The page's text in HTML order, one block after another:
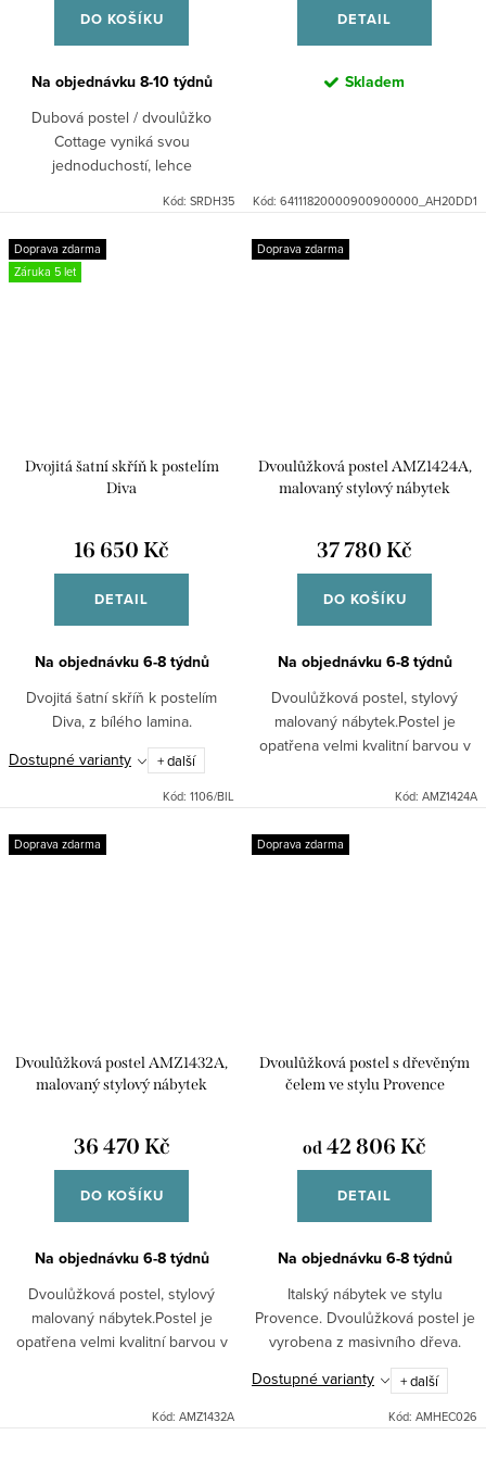
DO KOŠÍKU
Na objednávku 8-10 týdnů
Dubová postel / dvoulůžko
Cottage vyniká svou
jednoduchostí, lehce
které zvýrazní kresbu dřeva a
dodává kolekci lehce rustikální
styl. Je vyráběná...
Kód: SRDH35
DETAIL
Skladem
Kód: 64111820000900900000_AH20DD1
Doprava zdarma
Záruka 5 let
Dvojitá šatní skříň k postelím
Diva
16 650 Kč
DETAIL
Na objednávku 6-8 týdnů
Dvojitá šatní skříň k postelím
Diva, z bílého lamina.
Dostupné varianty
+ další
Kód: 1106/BIL
Doprava zdarma
Dvoulůžková postel AMZ1424A,
malovaný stylový nábytek
37 780 Kč
DO KOŠÍKU
Na objednávku 6-8 týdnů
Dvoulůžková postel, stylový
malovaný nábytek.Postel je
opatřena velmi kvalitní barvou v
starorůžovými linkami a ručně
Kód: AMZ1424A
Doprava zdarma
Dvoulůžková postel AMZ1432A,
malovaný stylový nábytek
36 470 Kč
DO KOŠÍKU
Na objednávku 6-8 týdnů
Dvoulůžková postel, stylový
malovaný nábytek.Postel je
opatřena velmi kvalitní barvou v
malovanými...Kód: AMZ1432A
Doprava zdarma
Dvoulůžková postel s dřevěným
čelem ve stylu Provence
od 42 806 Kč
DETAIL
Na objednávku 6-8 týdnů
Italský nábytek ve stylu
Provence. Dvoulůžková postel je
vyrobena z masivního dřeva.
Zboží je dodáváno v rozloženém
stavu, bez matrace. Lamelový
rošt je součástí.
Dostupné varianty + další
Kód: AMHEC026